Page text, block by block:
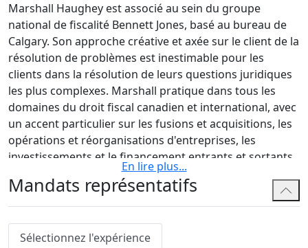
Marshall Haughey est associé au sein du groupe
national de fiscalité Bennett Jones, basé au bureau de
Calgary. Son approche créative et axée sur le client de la
résolution de problèmes est inestimable pour les
clients dans la résolution de leurs questions juridiques
les plus complexes. Marshall pratique dans tous les
domaines du droit fiscal canadien et international, avec
un accent particulier sur les fusions et acquisitions, les
opérations et réorganisations d'entreprises, les
investissements et le financement entrants et sortants,
et le capital-investissement. De plus, une composante
importante de la pratique fiscale de Marshall est
consacrée à conseiller les familles fortunés sur des
questions complexes de planification fiscale, souvent
avec un élément fiscal international.
En lire plus...
Mandats représentatifs
Sélectionnez l'expérience